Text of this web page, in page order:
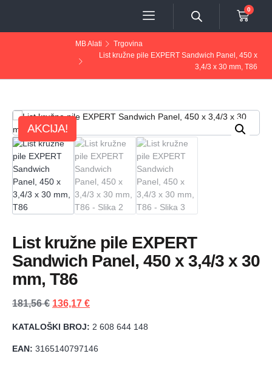
0
MB Alati
Trgovina
List kružne pile EXPERT Sandwich Panel, 450 x
3,4/3 x 30 mm, T86
AKCIJA!
List kružne pile EXPERT
Sandwich Panel, 450 x 3,4/3 x 30
mm, T86
181,56€ 136,17 €
KATALOŠKI BROJ: 2 608 644 148
EAN: 3165140797146